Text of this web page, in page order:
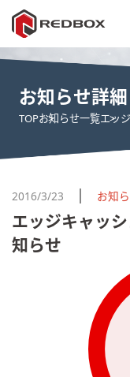
お知らせ詳細
TOPお知らせ一覧エッ
2016/3/23 お知
エッジキャッ
知らせ